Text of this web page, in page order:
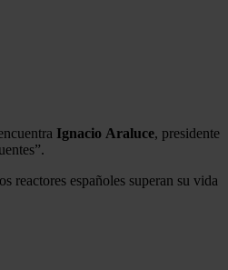
Ignacio Araluce, presidente
reactores españoles superan su vida